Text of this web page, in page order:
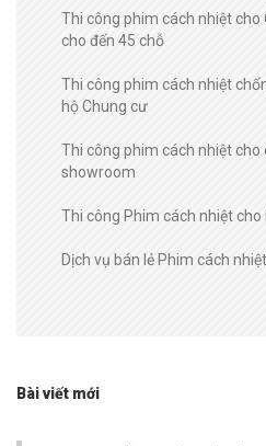
Thi công phim cách nhiệt cho
cho đến 45 chỗ
Thi công phim cách nhiệt
hộ Chung cư
Thi công phim cách nhiệt cho
showroom
Thi công Phim cách nhiệt
Dịch vụ bán lẻ Phim cách
Bài viết mới